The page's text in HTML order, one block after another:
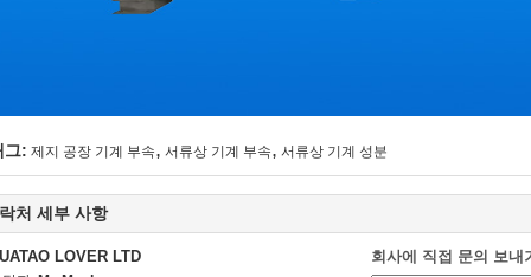
그: 제지 공장 기계 부속, 서류상 기계 부속, 서류상 기계 성분
처 세부 사항
LOVER LTD 회사에 직접 문의 보내